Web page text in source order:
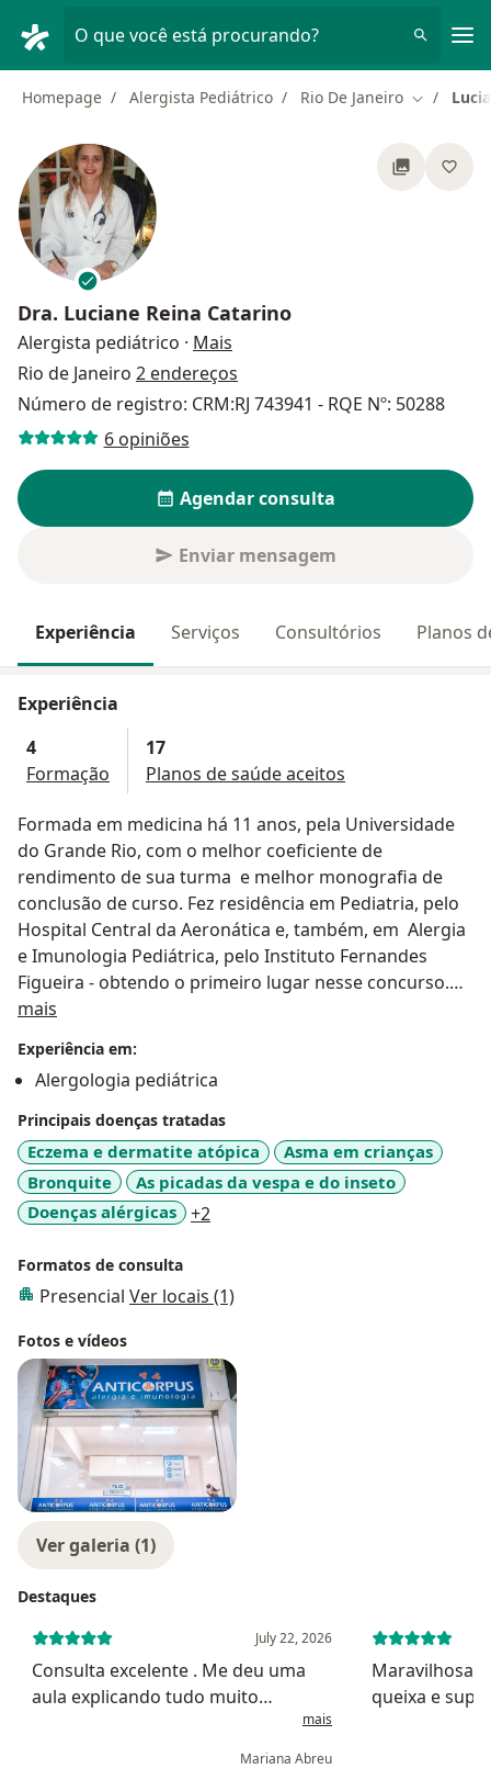
O que você está procurando?
Homepage Alergista Pediátrico Rio De Janeiro Mudar de
Dra. Luciane Reina Catarino
Alergista pediátrico · Mais
Rio de Janeiro 2 endereços
Número de registro: CRM:RJ 743941 - RQE Nº: 50288
6 opiniões
Agendar consulta
Enviar mensagem
Experiência Serviços Consultórios Planos
Experiência
4
Formação
17
Planos de saúde aceitos
Formada em medicina há 11 anos, pela Universidade
do Grande Rio, com o melhor coeficiente de
rendimento de sua turma e melhor monografia de
conclusão de curso. Fez residência em Pediatria, pelo
Hospital Central da Aeronática e, também, em Alergia
e Imunologia Pediátrica, pelo Instituto Fernandes
Figueira - obtendo o primeiro lugar nesse concurso.
Possui o Título de Especialista em Alergia pela
Sociedade Brasileira de Alergia e Imunopatologia. É
Professora Assistente da Escola de Medicina da
Universidade do Grande Rio. Participa anualmente dos
principais congressos da área, trazendo o que há de
mais moderno, seguro e eficaz para seus pacientes.
mais
Experiência em:
Alergologia pediátrica
Principais doenças tratadas
Eczema e dermatite atópica
Asma em crianças
Bronquite
As picadas da vespa e do inseto
Doenças alérgicas
+2
Formatos de consulta
Presencial Ver locais (1)
Fotos e vídeos
Ver galeria (1)
Destaques
July 22, 2026
Consulta excelente . Me deu uma
aula explicando tudo muito
mais
Mariana Abreu
Maravilhosa!
queixa e